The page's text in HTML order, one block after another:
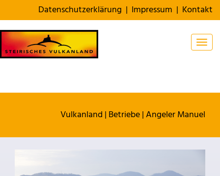
Datenschutzerklärung | Impressum | Kontakt
Vulkanland | Betriebe|Angeler Manuel